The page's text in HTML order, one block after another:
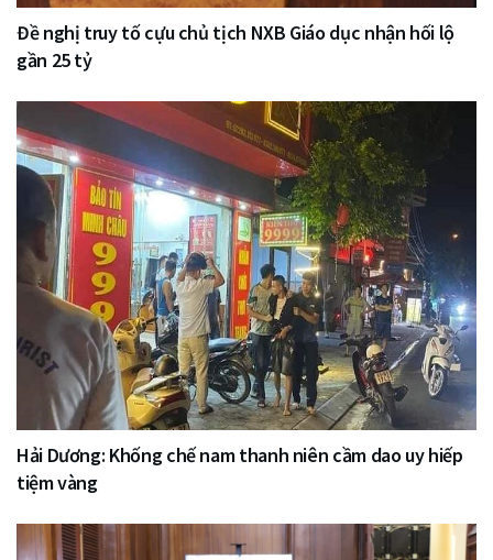
Đề nghị truy tố cựu chủ tịch NXB Giáo dục nhận hối lộ
gần 25 tỷ
Hải Dương: Khống chế nam thanh niên cầm dao uy hiếp
tiệm vàng